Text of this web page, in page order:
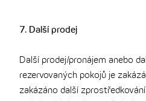
7. Další prodej
Další prodej/pronájem anebo
rezervovaných pokojů je
zakázáno další